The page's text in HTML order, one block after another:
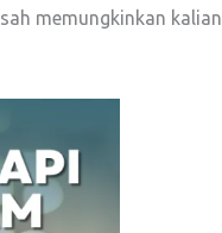
memungkinkan